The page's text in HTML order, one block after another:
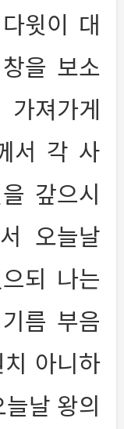
다윗이 대
을 보소
져가게
서 각 사
갚으시
오늘날
되 나는
름 부음
아니하
늘날 왕의